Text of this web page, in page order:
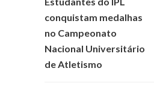
conquistam medalhas
no Campeonato
Nacional Universitário
de Atletismo